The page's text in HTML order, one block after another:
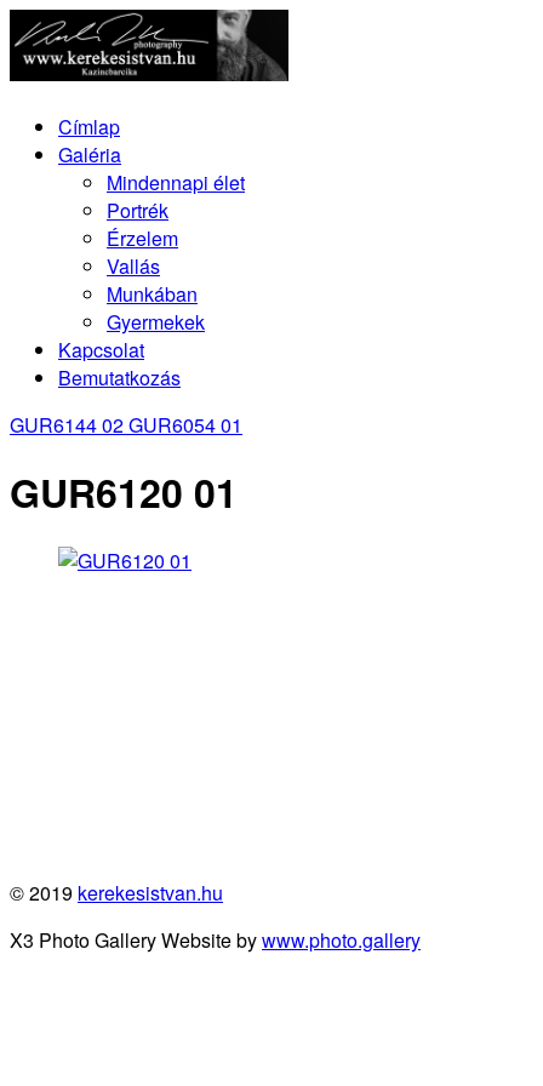
Címlap
Galéria
Mindennapi élet
Portrék
Érzelem
Vallás
Munkában
Gyermekek
Kapcsolat
Bemutatkozás
GUR6144 02GUR6054 01
GUR6120 01
© 2019 kerekesistvan.hu
X3 Photo Gallery Website bywww.photo.gallery